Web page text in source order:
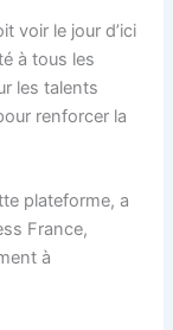
voir le jour d’ici
à tous les
les talents
renforcer la
plateforme, a
France,
à